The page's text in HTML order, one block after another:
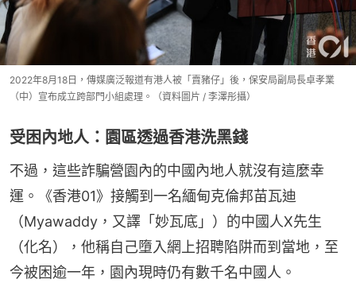
2022年8月18日，傳媒廣泛報道有港人被「賣豬仔」後，保安局副局長卓孝業
（中）宣布成立跨部門小組處理。（資料圖片 / 李澤彤攝）
受困內地人：園區透過香港洗黑錢
不過，這些詐騙營園內的中國內地人就沒有這麼幸
運。《香港01》接觸到一名緬甸克倫邦苗瓦迪
（Myawaddy，又譯「妙瓦底」）的中國人X先生
（化名），他稱自己墮入網上招聘陷阱而到當地，至
今被困逾一年，園內現時仍有數千名中國人。